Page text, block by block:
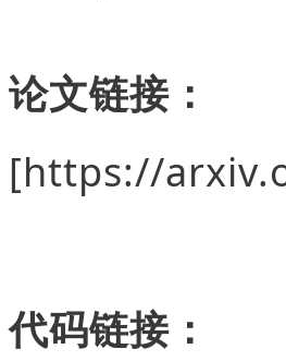
论文链接：
[https://
代码链接：